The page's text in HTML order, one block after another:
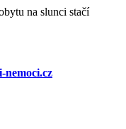
na slunci stačí
nemoci.cz